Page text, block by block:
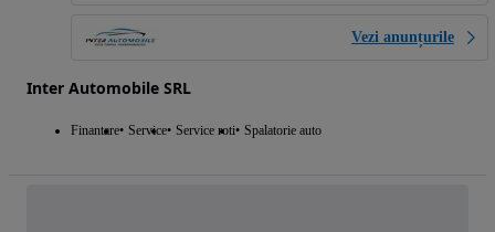
Vezi anunțurile
Inter Automobile SRL
Finantare Service Service roti Spalatorie auto